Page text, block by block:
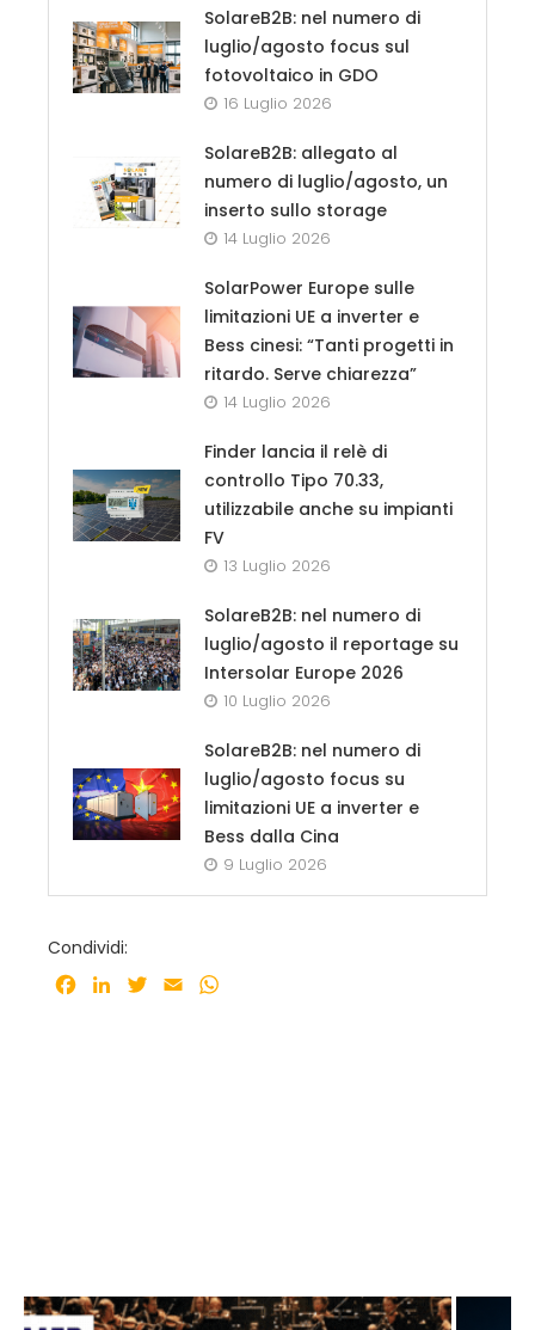
SolareB2B: nel numero di
luglio/agosto focus sul
fotovoltaico in GDO
16 Luglio 2026
SolareB2B: allegato al
numero di luglio/agosto, un
inserto sullo storage
14 Luglio 2026
SolarPower Europe sulle
limitazioni UE a inverter e
Bess cinesi: “Tanti progetti in
ritardo. Serve chiarezza”
14 Luglio 2026
Finder lancia il relè di
controllo Tipo 70.33,
utilizzabile anche su impianti
FV
13 Luglio 2026
SolareB2B: nel numero di
luglio/agosto il reportage su
Intersolar Europe 2026
10 Luglio 2026
SolareB2B: nel numero di
luglio/agosto focus su
limitazioni UE a inverter e
Bess dalla Cina
9 Luglio 2026
Condividi:
Facebook
LinkedInTwitter
Email